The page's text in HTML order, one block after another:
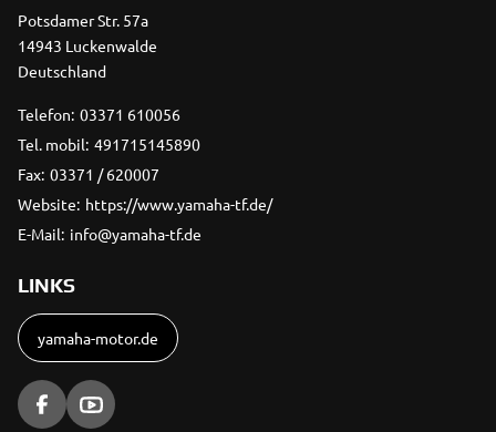
Potsdamer Str. 57a
14943 Luckenwalde
Deutschland
Telefon: 03371 610056
Tel. mobil: 491715145890
Fax: 03371 / 620007
Website: https://www.yamaha-tf.de/
E-Mail: info@yamaha-tf.de
LINKS
yamaha-motor.de